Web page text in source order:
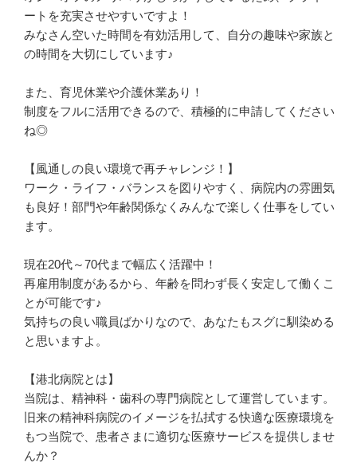
ートを充実させやすいですよ！
みなさん空いた時間を有効活用して、自分の趣味や家族と
の時間を大切にしています♪
また、育児休業や介護休業あり！
制度をフルに活用できるので、積極的に申請してください
ね◎
【風通しの良い環境で再チャレンジ！】
ワーク・ライフ・バランスを図りやすく、病院内の雰囲気
も良好！部門や年齢関係なくみんなで楽しく仕事をしてい
ます。
現在20代～70代まで幅広く活躍中！
再雇用制度があるから、年齢を問わず長く安定して働くこ
とが可能です♪
気持ちの良い職員ばかりなので、あなたもスグに馴染める
と思いますよ。
【港北病院とは】
当院は、精神科・歯科の専門病院として運営しています。
旧来の精神科病院のイメージを払拭する快適な医療環境を
もつ当院で、患者さまに適切な医療サービスを提供しませ
んか？